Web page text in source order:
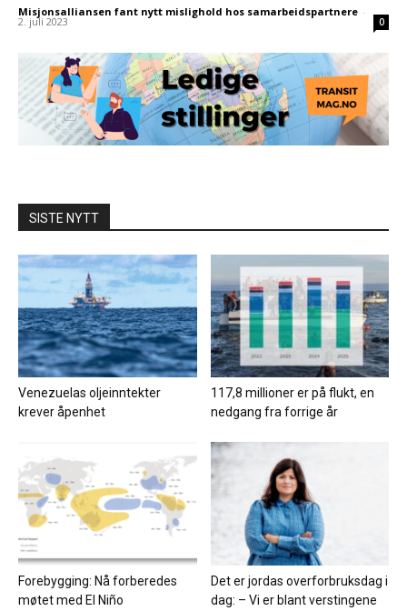
Misjonsalliansen fant nytt mislighold hos samarbeidspartnere -
2. juli 2023 0
SISTE NYTT
Venezuelas oljeinntekter
krever åpenhet
117,8 millioner er på flukt, en
nedgang fra forrige år
Forebygging: Nå forberedes
møtet med El Niño
Det er jordas overforbruksdag i
dag: – Vi er blant verstingene